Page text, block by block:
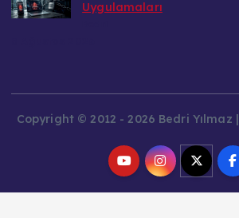
Uygulamaları
Copyright © 2012 - 2026 Bedri Yılmaz |